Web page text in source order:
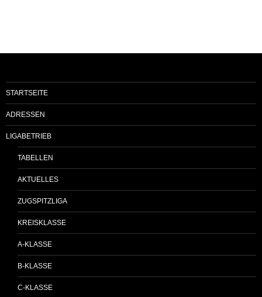
STARTSEITE
ADRESSEN
LIGABETRIEB
TABELLEN
AKTUELLES
ZUGSPITZLIGA
KREISKLASSE
A-KLASSE
B-KLASSE
C-KLASSE